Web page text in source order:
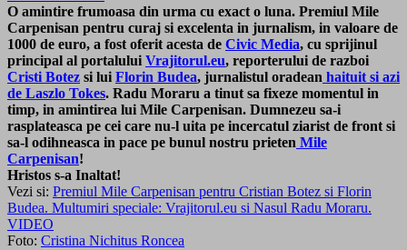
O amintire frumoasa din urma cu exact o luna. Premiul Mile
Carpenisan pentru curaj si excelenta in jurnalism, in valoare de
1000 de euro, a fost oferit acesta de Civic Media, cu sprijinul
principal al portalului Vrajitorul.eu, reporterului de razboi
Cristi Botez si lui Florin Budea, jurnalistul oradean haituit si azi
de Laszlo Tokes. Radu Moraru a tinut sa fixeze momentul in
timp, in amintirea lui Mile Carpenisan. Dumnezeu sa-i
rasplateasca pe cei care nu-l uita pe incercatul ziarist de front si
sa-l odihneasca in pace pe bunul nostru prieten Mile
Carpenisan!
Hristos s-a Inaltat!
Vezi si: Premiul Mile Carpenisan pentru Cristian Botez si Florin
Budea. Multumiri speciale: Vrajitorul.eu si Nasul Radu Moraru.
VIDEO
Foto: Cristina Nichitus Roncea